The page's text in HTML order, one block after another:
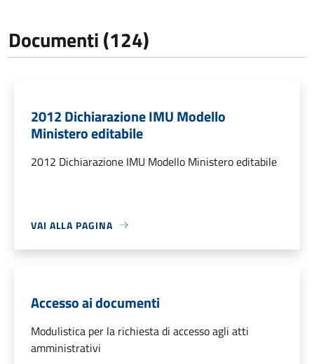
Documenti (124)
2012 Dichiarazione IMU Modello
Ministero editabile
2012 Dichiarazione IMU Modello Ministero editabile
VAI ALLA PAGINA
Accesso ai documenti
Modulistica per la richiesta di accesso agli atti
amministrativi